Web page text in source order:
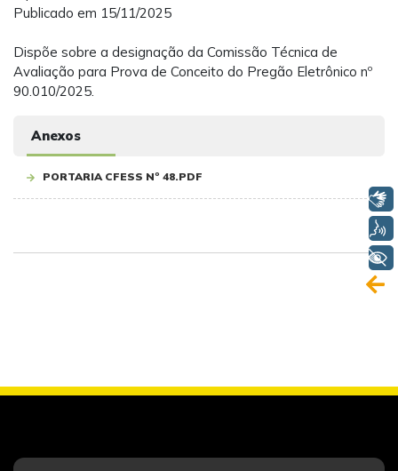
Publicado em 15/11/2025
Dispõe sobre a designação da Comissão Técnica de
Avaliação para Prova de Conceito do Pregão Eletrônico nº
90.010/2025.
Anexos
PORTARIA CFESS Nº 48.PDF
Libras
+ Acessibilidade